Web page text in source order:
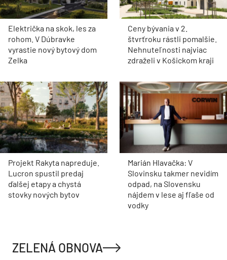
Električka na skok, les za
rohom. V Dúbravke
vyrastie nový bytový dom
Zelka
Ceny bývania v 2.
štvrťroku rástli pomalšie.
Nehnuteľnosti najviac
zdraželi v Košickom kraji
Projekt Rakyta napreduje.
Lucron spustil predaj
ďalšej etapy a chystá
stovky nových bytov
Marián Hlavačka: V
Slovinsku takmer nevidím
odpad, na Slovensku
nájdem v lese aj fľaše od
vodky
ZELENÁ OBNOVA